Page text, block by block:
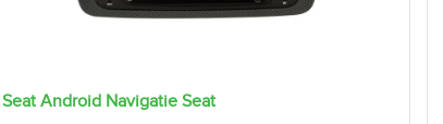
Seat Android Navigatie Seat